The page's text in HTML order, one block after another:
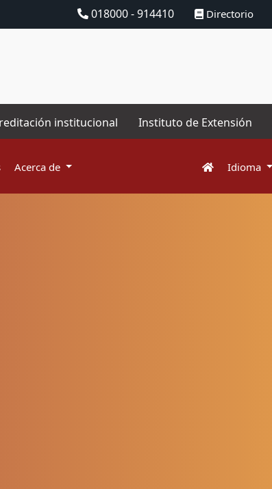
018000 - 914410 Directorio
institucional Instituto de Extensión
Acerca de Idioma